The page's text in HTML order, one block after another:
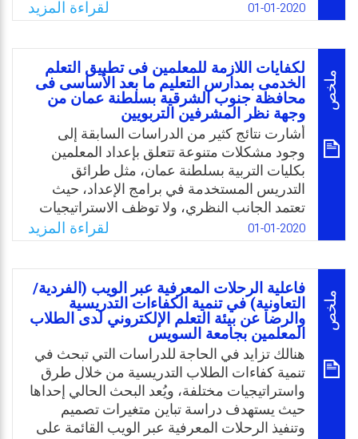
السعودية.
WhatsApp
Facebook
Twitter
Email
بتفاصيل المشروع التعليمي، ولعل أغلب
المشروعات الأخيرة التي كانت موجودة في
وزارة التربية كان مآلها إلى الفشل بسبب غياب
التدريب والتسويق، وكمثال على ذلك تطبيق منهج
الكفايات دون تدريب المعلمين على كيفية
تدريسه.
WhatsApp
Facebook
Twitter
Email
01-01-2020 لقراءة المزيد
ملخص
لكفايات اللازمة للمعلمين فى تطبيق التعلم
الخدمى بمدارس التعليم ما بعد الأساسى فى
محافظة جنوب الشرقية بسلطنة عمان من
وجهة نظر المشرفين التربويين
أشارت نتائج كثير من الدراسات السابقة إلى
وجود مشكلات متنوعة تتعلق بإعداد المعلمين
بكليات التربية بسلطنة عمان، مثل طرائق
التدريس المستخدمة في برامج الإعداد، حيث
تعتمد الجانب النظري، ولا توظف الاستراتيجيات
والتقنيات التعليمية الحديثة، وتقلل برامج الإعداد
من التركيز على تكوين ثقافة مهنية للطلبة
المعلمين، وتفتقر إلى تنمية المهارات الخاصة
بالتواصل مع أفراد المجتمع المحلي، والتي تعتبر
من أهم الكفايات اللازمة للمعلمين لتطبيق ما
يسمى بالتعلم الخدمي بمدارس ما بعد الأساسي
أي الصفوف الحادي عشر والثاني عشر، وعليه
جاءت الدراسة لمعرفة وجهة نظر المشرفين
التربويين في مدى توافر هذه الكفايات لدى
المعلمين.
WhatsApp
Facebook
Twitter
Email
01-01-2020 لقراءة المزيد
ملخص
فاعلية الرحلات المعرفية عبر الويب (الفردية/
التعاونية) في تنمية الكفاءات التدريسية
والرضا عن بيئة التعلم الإلكتروني لدى الطلاب
المعلمين بجامعة السويس
هنالك تزايد في الحاجة للدراسات التي تبحث في
تنمية كفاءات الطلاب التدريسية من خلال طرق
واستراتيجيات مختلفة، ويُعد البحث الحالي إحداها
حيث يستهدف دراسة تباين متغيرات تصميم
وتنفيذ الرحلات المعرفية عبر الويب القائمة على